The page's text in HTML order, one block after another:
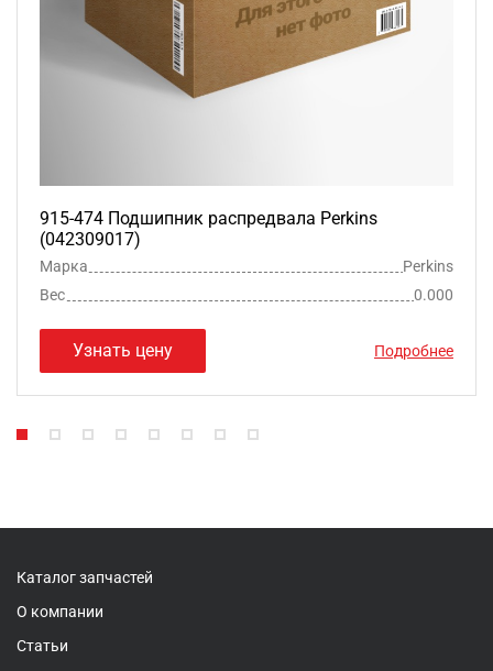
915-474 Подшипник распредвала Perkins
(042309017)
Марка
Perkins
Вес
0.000
Узнать цену Подробнее
Каталог запчастей
О компании
Статьи